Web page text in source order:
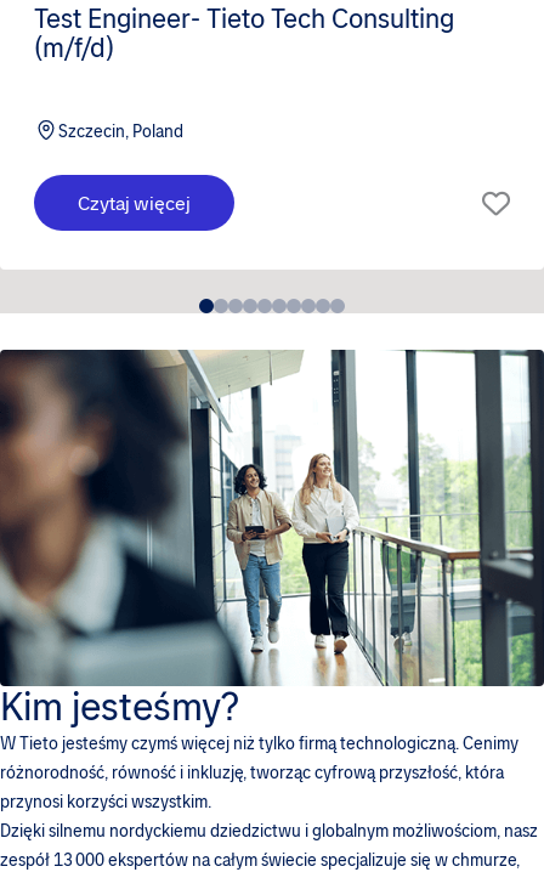
Test Engineer- Tieto Tech Consulting
(m/f/d)
Szczecin, Poland
Czytaj więcej
Kim jesteśmy?
W Tieto jesteśmy czymś więcej niż tylko firmą technologiczną. Cenimy
różnorodność, równość i inkluzję, tworząc cyfrową przyszłość, która
przynosi korzyści wszystkim.
Dzięki silnemu nordyckiemu dziedzictwu i globalnym możliwościom, nasz
zespół 13 000 ekspertów na całym świecie specjalizuje się w chmurze,